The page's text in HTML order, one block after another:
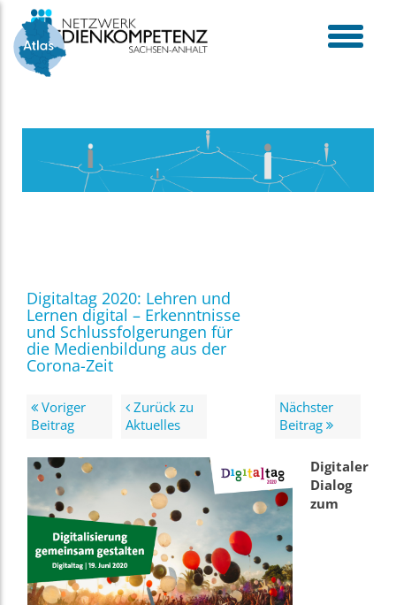
toggle
menu
Skip
content
Digitaltag 2020: Lehren und
Lernen digital – Erkenntnisse
und Schlussfolgerungen für
die Medienbildung aus der
Corona-Zeit
Voriger
Beitrag
Zurück zu
Aktuelles
Nächster
Beitrag
Digitaler
Dialog
zum